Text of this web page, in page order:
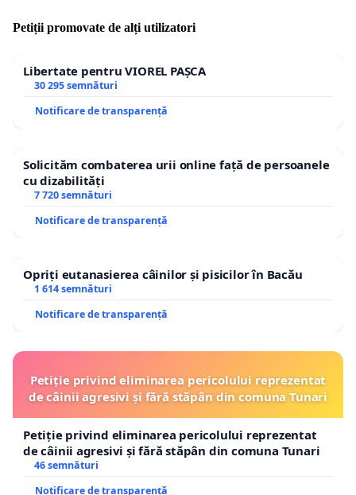
Petiții promovate de alți utilizatori
Libertate pentru VIOREL PAȘCA
30 295 semnături
Notificare de transparență
Solicităm combaterea urii online față de persoanele
cu dizabilități
7 720 semnături
Notificare de transparență
Opriți eutanasierea câinilor și pisicilor în Bacău
1 614 semnături
Notificare de transparență
Petiție privind eliminarea pericolului reprezentat
de câinii agresivi și fără stăpân din comuna Tunari
Petiție privind eliminarea pericolului reprezentat
de câinii agresivi și fără stăpân din comuna Tunari
46 semnături
Notificare de transparență